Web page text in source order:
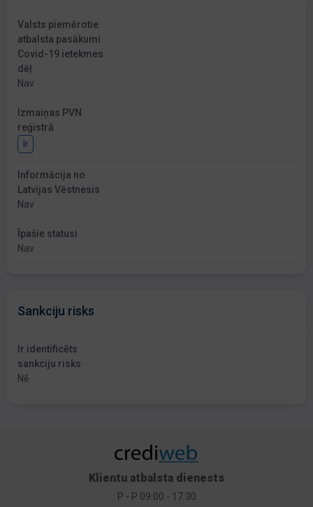
Valsts piemērotie
atbalsta pasākumi
Covid-19 ietekmes
dēļ
Nav
Izmaiņas PVN
reģistrā
Ir
Informācija no
Latvijas Vēstnesis
Nav
Īpašie statusi
Nav
Sankciju risks
Ir identificēts
sankciju risks
Nē
Klientu atbalsta dienests
P - P 09:00 - 17:30